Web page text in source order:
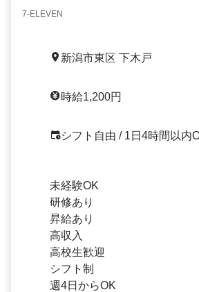
7-ELEVEN
新潟市東区 下木戸
時給1,200円
シフト自由 / 1日4時間以内
未経験OK
研修あり
昇給あり
高収入
高校生歓迎
シフト制
週4日からOK